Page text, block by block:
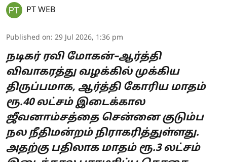
PT WEB
Published on: 29 Jul 2026, 1:36 pm
நடிகர் ரவி மோகன்–ஆர்த்தி
விவாகரத்து வழக்கில் முக்கிய
திருப்பமாக, ஆர்த்தி கோரிய மாதம்
ரூ.40 லட்சம் இடைக்கால
ஜீவனாம்சத்தை சென்னை குடும்ப
நல நீதிமன்றம் நிராகரித்துள்ளது.
அதற்கு பதிலாக மாதம் ரூ.3 லட்சம்